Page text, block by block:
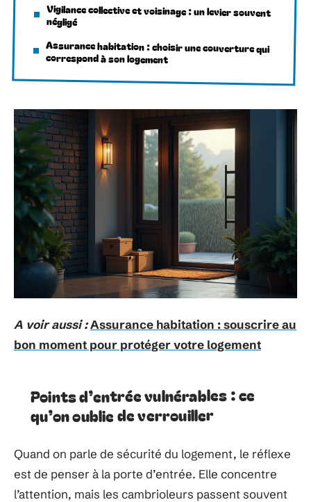
Vigilance collective et voisinage : un levier souvent
négligé
Assurance habitation : choisir une couverture qui
correspond à son logement
A voir aussi :Assurance habitation : souscrire au
bon moment pour protéger votre logement
Points d’entrée vulnérables : ce
qu’on oublie de verrouiller
Quand on parle de sécurité du logement, le réflexe
est de penser à la porte d’entrée. Elle concentre
l’attention, mais les cambrioleurs passent souvent